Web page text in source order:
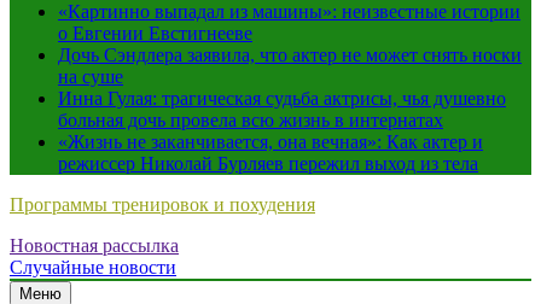
«Картинно выпадал из машины»: неизвестные истории
о Евгении Евстигнееве
Дочь Сэндлера заявила, что актер не может снять носки
на суше
Инна Гулая: трагическая судьба актрисы, чья душевно
больная дочь провела всю жизнь в интернатах
«Жизнь не заканчивается, она вечная»: Как актер и
режиссер Николай Бурляев пережил выход из тела
Программы тренировок и похудения
Новостная рассылка
Случайные новости
Меню